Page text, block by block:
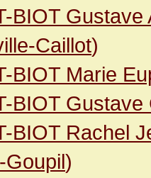
BIOT Gustave
Caillot)
BIOT Marie
BIOT Gustave
BIOT Rachel
Goupil)